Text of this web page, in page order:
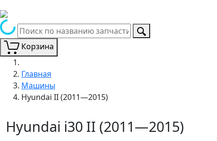
Корзина
Главная
Машины
Hyundai II (2011—2015)
Hyundai i30 II (2011—2015)